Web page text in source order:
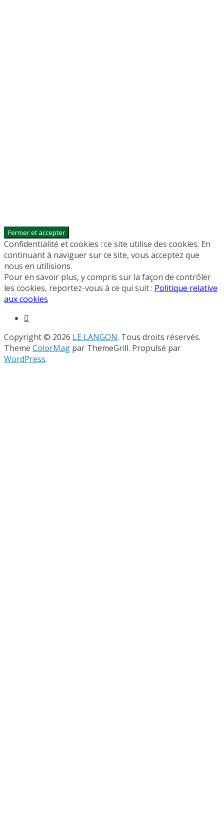
Confidentialité et cookies : ce site utilise des cookies. En
continuant à naviguer sur ce site, vous acceptez que
nous en utilisions.
Pour en savoir plus, y compris sur la façon de contrôler
les cookies, reportez-vous à ce qui suit : Politique relative
aux cookies
Copyright © 2026 LE LANGON. Tous droits réservés.
Theme ColorMag par ThemeGrill. Propulsé par
WordPress.